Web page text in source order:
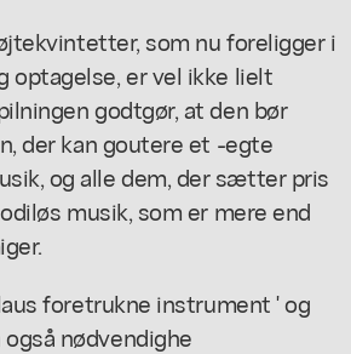
som nu foreligger i
er vel ikke lielt
godtgør, at den bør
der kan goutere et -egte
og alle dem, der sætter pris
musik, som er mere end
foretrukne instrument ' og
nødvendighe